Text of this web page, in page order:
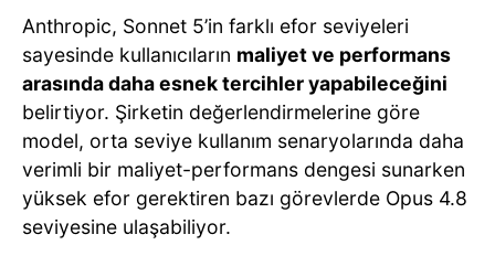
Anthropic, Sonnet 5’in farklı efor seviyeleri
sayesinde kullanıcıların maliyet ve performans
arasında daha esnek tercihler yapabileceğini
belirtiyor. Şirketin değerlendirmelerine göre
model, orta seviye kullanım senaryolarında daha
verimli bir maliyet-performans dengesi sunarken
yüksek efor gerektiren bazı görevlerde Opus 4.8
seviyesine ulaşabiliyor.